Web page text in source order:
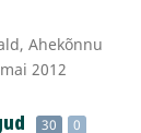
Ahekõnnu
2012
30 0